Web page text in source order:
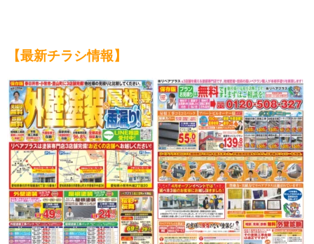
【最新チラシ情報】